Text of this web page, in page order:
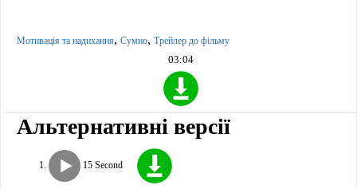
Мотивація та надихання, Сумно, Трейлер до фільму
03:04
Альтернативні версії
15 Second